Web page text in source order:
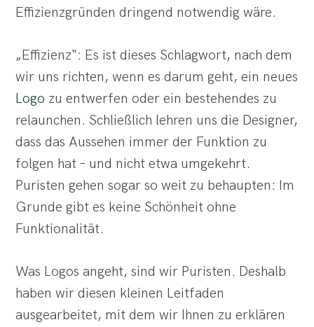
Effizienzgründen dringend notwendig wäre.
„Effizienz“: Es ist dieses Schlagwort, nach dem
wir uns richten, wenn es darum geht, ein neues
Logo zu entwerfen oder ein bestehendes zu
relaunchen. Schließlich lehren uns die Designer,
dass das Aussehen immer der Funktion zu
folgen hat – und nicht etwa umgekehrt.
Puristen gehen sogar so weit zu behaupten: Im
Grunde gibt es keine Schönheit ohne
Funktionalität.
Was Logos angeht, sind wir Puristen. Deshalb
haben wir diesen kleinen Leitfaden
ausgearbeitet, mit dem wir Ihnen zu erklären